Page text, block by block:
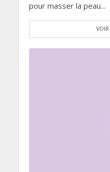
pour masser la peau...